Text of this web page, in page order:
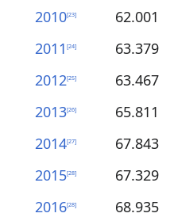
2010[23] 62.001
2011 [24] 63.379
2012[25] 63.467
2013[26] 65.811
2014[27] 67.843
2015[28] 67.329
2016[28] 68.935